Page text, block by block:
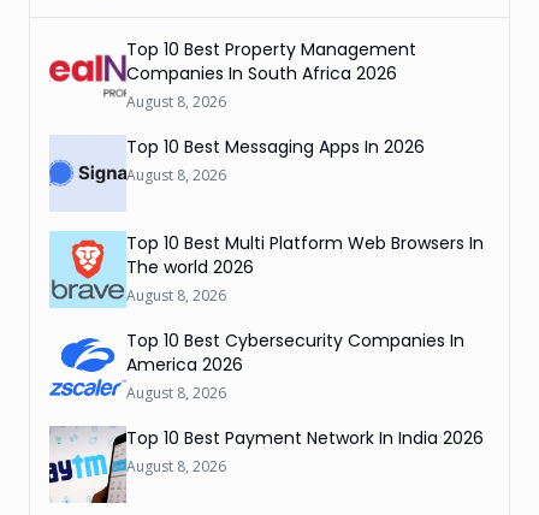
Top 10 Best Property Management
Companies In South Africa 2026
August 8, 2026
Top 10 Best Messaging Apps In 2026
August 8, 2026
Top 10 Best Multi Platform Web Browsers In
The world 2026
August 8, 2026
Top 10 Best Cybersecurity Companies In
America 2026
August 8, 2026
Top 10 Best Payment Network In India 2026
August 8, 2026